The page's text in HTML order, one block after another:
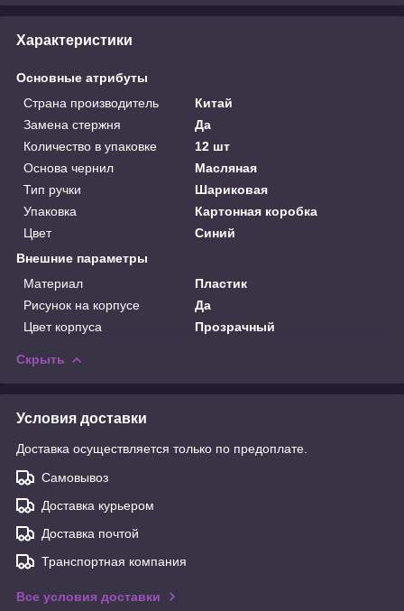
Характеристики
Основные атрибуты
Страна производитель
Китай
Замена стержня
Да
Количество в упаковке
12 шт
Основа чернил
Масляная
Тип ручки
Шариковая
Упаковка
Картонная коробка
Цвет
Синий
Внешние параметры
Материал
Пластик
Рисунок на корпусе
Да
Цвет корпуса
Прозрачный
Скрыть
Условия доставки
Доставка осуществляется только по предоплате.
Самовывоз
Доставка курьером
Доставка почтой
Транспортная компания
Все условия доставки